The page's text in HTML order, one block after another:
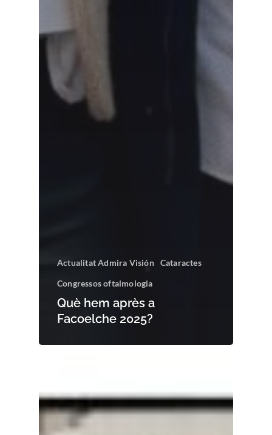
Actualitat Admira Visión Cataractes
Congressos oftalmologia
Què hem après a
Facoelche 2025?